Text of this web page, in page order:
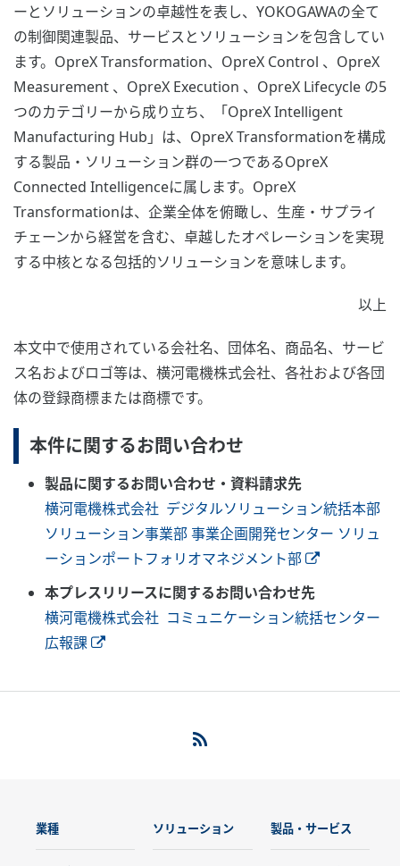
ーとソリューションの卓越性を表し、YOKOGAWAの全て
の制御関連製品、サービスとソリューションを包含してい
ます。OpreX Transformation、OpreX Control 、OpreX
Measurement 、OpreX Execution 、OpreX Lifecycle の5
つのカテゴリーから成り立ち、「OpreX Intelligent
Manufacturing Hub」は、OpreX Transformationを構成
する製品・ソリューション群の一つであるOpreX
Connected Intelligenceに属します。OpreX
Transformationは、企業全体を俯瞰し、生産・サプライ
チェーンから経営を含む、卓越したオペレーションを実現
する中核となる包括的ソリューションを意味します。
以上
本文中で使用されている会社名、団体名、商品名、サービ
ス名およびロゴ等は、横河電機株式会社、各社および各団
体の登録商標または商標です。
本件に関するお問い合わせ
製品に関するお問い合わせ・資料請求先
横河電機株式会社 デジタルソリューション統括本部
ソリューション事業部 事業企画開発センター ソリュ
ーションポートフォリオマネジメント部
本プレスリリースに関するお問い合わせ先
横河電機株式会社 コミュニケーション統括センター
広報課
業種 ソリューション 製品・サービス